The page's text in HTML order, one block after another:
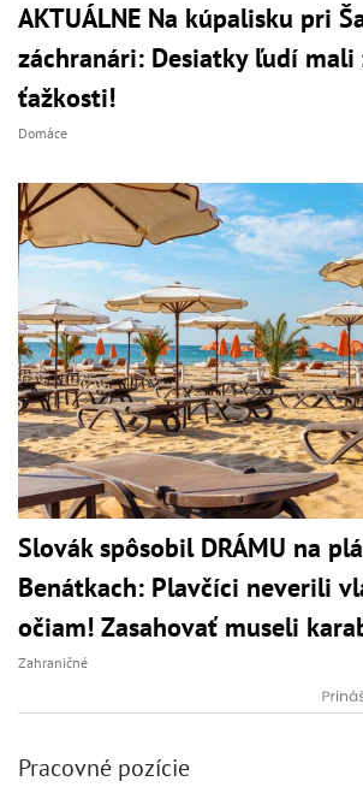
AKTUÁLNE Na kúpalisku pri
záchranári: Desiatky ľudí
ťažkosti!
Domáce
Slovák spôsobil DRÁMU na
Benátkach: Plavčíci neverili
očiam! Zasahovať museli
Zahraničné
Pracovné pozície